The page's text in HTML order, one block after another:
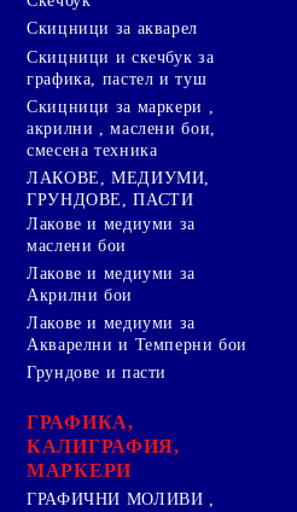
Скицници за акварел
Скицници и скечбук за
графика, пастел и туш
Скицници за маркери ,
акрилни , маслени бои,
смесена техника
ЛАКОВЕ, МЕДИУМИ,
ГРУНДОВЕ, ПАСТИ
Лакове и медиуми за
маслени бои
Лакове и медиуми за
Акрилни бои
Лакове и медиуми за
Акварелни и Темперни бои
Грундове и пасти
ГРАФИКА,
КАЛИГРАФИЯ,
МАРКЕРИ
ГРАФИЧНИ МОЛИВИ ,